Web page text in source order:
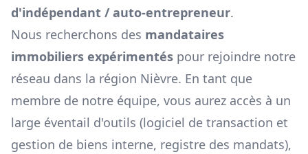
d'indépendant / auto-entrepreneur.
Nous recherchons des mandataires
immobiliers expérimentés pour rejoindre notre
réseau dans la région Nièvre. En tant que
membre de notre équipe, vous aurez accès à un
large éventail d'outils (logiciel de transaction et
gestion de biens interne, registre des mandats),